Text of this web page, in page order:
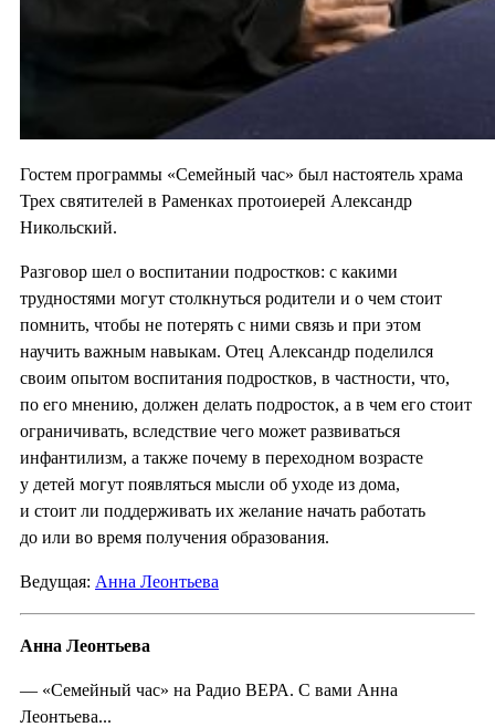
Гостем программы «Семейный час» был настоятель храма
Трех святителей в Раменках протоиерей Александр
Никольский.
Разговор шел о воспитании подростков: с какими
трудностями могут столкнуться родители и о чем стоит
помнить, чтобы не потерять с ними связь и при этом
научить важным навыкам. Отец Александр поделился
своим опытом воспитания подростков, в частности, что,
по его мнению, должен делать подросток, а в чем его стоит
ограничивать, вследствие чего может развиваться
инфантилизм, а также почему в переходном возрасте
у детей могут появляться мысли об уходе из дома,
и стоит ли поддерживать их желание начать работать
до или во время получения образования.
Ведущая: Анна Леонтьева
Анна Леонтьева
— «Семейный час» на Радио ВЕРА. С вами Анна
Леонтьева...